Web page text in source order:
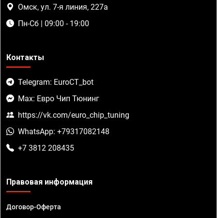
Омск, ул. 7-я линия, 227а
Пн-Сб | 09:00 - 19:00
Контакты
Telegram: EuroCT_bot
Max: Евро Чип Тюнинг
https://vk.com/euro_chip_tuning
WhatsApp: +79317082148
+7 3812 208435
Правовая информация
Договор-Оферта